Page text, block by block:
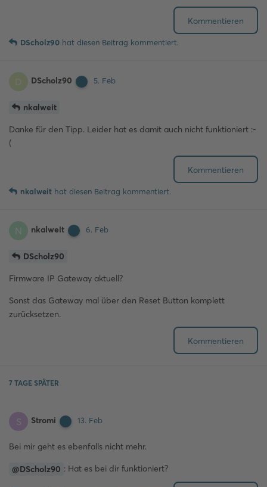
Kommentieren
DScholz90 hat diesen Beitrag kommentiert.
D DScholz90 5. Feb
nkalweit
Danke für den Tipp. Leider hat es damit auch nicht funktioniert :-
(
Kommentieren
nkalweit hat diesen Beitrag kommentiert.
N nkalweit 6. Feb
DScholz90
Firmware IP Gateway aktuell?
Sonst das Gateway mal über den Reset Button komplett
zurücksetzen.
Kommentieren
7 TAGE SPÄTER
S Stromi 13. Feb
Bei mir geht es ebenfalls nicht mehr.
@DScholz90 : Hat es bei dir funktioniert?